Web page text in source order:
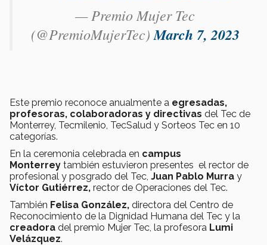
— Premio Mujer Tec
(@PremioMujerTec) March 7, 2023
Este premio reconoce anualmente a egresadas,
profesoras, colaboradoras y directivas del Tec de
Monterrey, Tecmilenio, TecSalud y Sorteos Tec en 10
categorías.
En la ceremonia celebrada en campus
Monterrey también estuvieron presentes el rector de
profesional y posgrado del Tec, Juan Pablo Murra y
Víctor Gutiérrez, rector de Operaciones del Tec.
También Felisa González, directora del Centro de
Reconocimiento de la Dignidad Humana del Tec y la
creadora del premio Mujer Tec, la profesora Lumi
Velázquez.